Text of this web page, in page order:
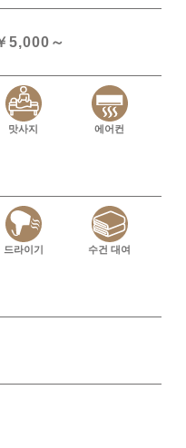
5,000～
맛사지 에어컨
드라이기 수건 대여